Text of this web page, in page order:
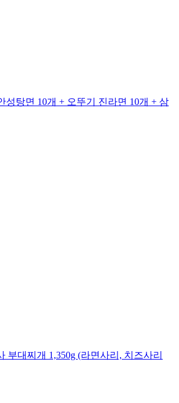
성탕면 10개 + 오뚜기 진라면 10개 + 삼
부대찌개 1,350g (라면사리, 치즈사리